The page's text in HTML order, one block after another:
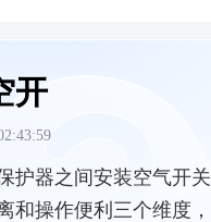
开
护器之间安装空气开关
和操作便利三个维度，